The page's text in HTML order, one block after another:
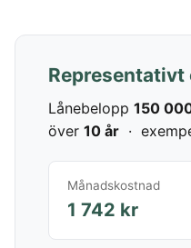
Representativt
Lånebelopp 150
över 10 år ·
Månadskostnad
1 742 kr